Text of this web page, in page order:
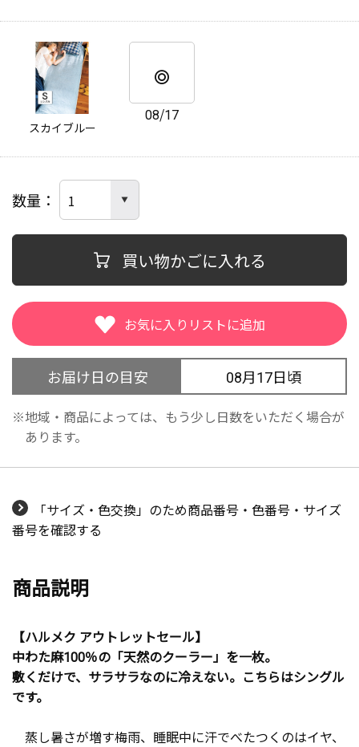
スカイブルー
08/17
数量
買い物かごに入れる
お届け日の目安 08月17日頃
地域・商品によっては、もう少し日数をいただく場合が
あります。
「サイズ・色交換」のため商品番号・色番号・サイズ
番号を確認する
商品説明
【ハルメク アウトレットセール】
中わた麻100％の「天然のクーラー」を一枚。
敷くだけで、サラサラなのに冷えない。こちらはシングル
です。
蒸し暑さが増す梅雨、睡眠中に汗でべたつくのはイヤ、